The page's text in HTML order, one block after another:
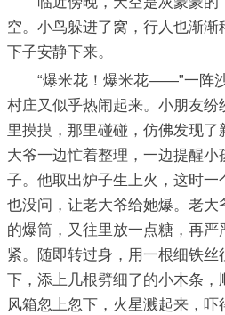
空。小鸟躲进了窝，行人也渐
下子安静下来。
“爆米花！爆米花——”一阵沙
村庄又似乎热闹起来。小朋友
里摸摸，那里碰碰，仿佛发现
大爷一边忙着整理，一边提醒
子。他取出炉子生上火，这时一
也没问，让老大爷给她爆。老
的爆筒，又往里放一点糖，再
紧。随即转过身，用一根细铁
下，添上几根劈细了的小木条
风箱忽上忽下，火星溅起来，